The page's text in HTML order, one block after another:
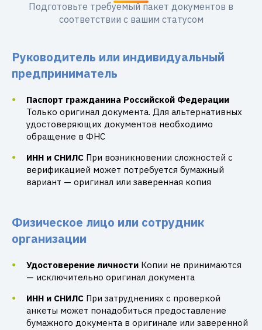
Подготовьте требуемый пакет документов в
соответствии с вашим статусом
Руководитель или индивидуальный
предприниматель
Паспорт гражданина Российской Федерации
Только оригинал документа. Для альтернативных
удостоверяющих документов необходимо
обращение в ФНС
ИНН и СНИЛС При возникновении сложностей с
верификацией может потребуется бумажный
вариант — оригинал или заверенная копия
Физическое лицо или сотрудник
организации
Удостоверение личности Копии не принимаются
— исключительно оригинал документа
ИНН и СНИЛС При затруднениях с проверкой
анкеты может понадобиться предоставление
бумажного документа в оригинале или заверенной